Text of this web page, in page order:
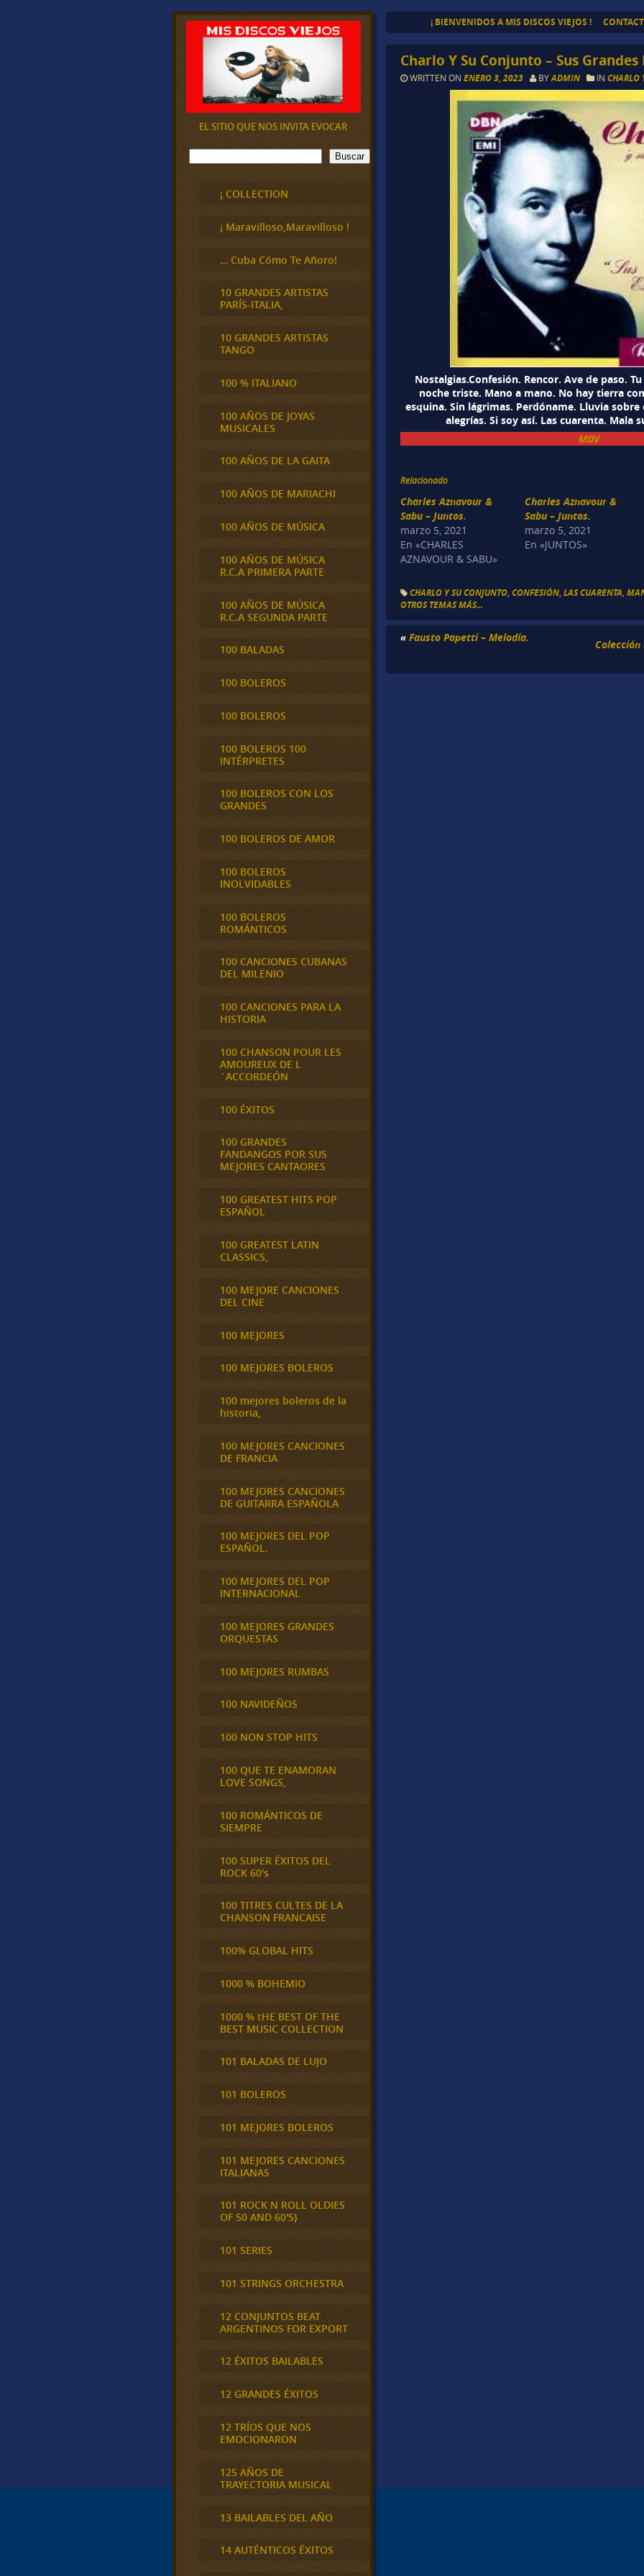
¡ BIENVENIDOS A MIS DISCOS VIEJOS !
Charlo Y Su Conjunto – Sus Grandes
WRITTEN ONENERO 3, 2023 BYADMIN INCHARLO
Nostalgias.Confesión. Rencor. Ave de paso.
noche triste. Mano a mano. No hay tierra
esquina. Sin lágrimas. Perdóname. Lluvia sobre
alegrías. Si soy así. Las cuarenta. Mala
MDV
Relacionado
Charles Aznavour &
Sabu – Juntos.
marzo 5, 2021
En «CHARLES
AZNAVOUR & SABU»
Charles Aznavour &
Sabu – Juntos.
marzo 5, 2021
En «JUNTOS»
CHARLO Y SU CONJUNTO ,CONFESIÓN ,LAS CUARENTA ,
OTROS TEMAS MÁS...
«Fausto Papetti – Melodía.
Colección
EL SITIO QUE NOS INVITA EVOCAR
B
u
Buscar
¡ COLLECTION
¡ Maravilloso,Maravilloso !
… Cuba Cómo Te Añoro!
10 GRANDES ARTISTAS
PARÍS-ITALIA,
10 GRANDES ARTISTAS
TANGO
100 % ITALIANO
100 AÑOS DE JOYAS
MUSICALES
100 AÑOS DE LA GAITA
100 AÑOS DE MARIACHI
100 AÑOS DE MÚSICA
100 AÑOS DE MÚSICA
R.C.A PRIMERA PARTE
100 AÑOS DE MÚSICA
R.C.A SEGUNDA PARTE
100 BALADAS
100 BOLEROS
100 BOLEROS
100 BOLEROS 100
INTÉRPRETES
100 BOLEROS CON LOS
GRANDES
100 BOLEROS DE AMOR
100 BOLEROS
INOLVIDABLES
100 BOLEROS
ROMÁNTICOS
100 CANCIONES CUBANAS
DEL MILENIO
100 CANCIONES PARA LA
HISTORIA
100 CHANSON POUR LES
AMOUREUX DE L
´ACCORDEÓN
100 ÉXITOS
100 GRANDES
FANDANGOS POR SUS
MEJORES CANTAORES
100 GREATEST HITS POP
ESPAÑOL
100 GREATEST LATIN
CLASSICS,
100 MEJORE CANCIONES
DEL CINE
100 MEJORES
100 MEJORES BOLEROS
100 mejores boleros de la
historia,
100 MEJORES CANCIONES
DE FRANCIA
100 MEJORES CANCIONES
DE GUITARRA ESPAÑOLA
100 MEJORES DEL POP
ESPAÑOL.
100 MEJORES DEL POP
INTERNACIONAL
100 MEJORES GRANDES
ORQUESTAS
100 MEJORES RUMBAS
100 NAVIDEÑOS
100 NON STOP HITS
100 QUE TE ENAMORAN
LOVE SONGS,
100 ROMÁNTICOS DE
SIEMPRE
100 SUPER ÉXITOS DEL
ROCK 60's
100 TITRES CULTES DE LA
CHANSON FRANCAISE
100% GLOBAL HITS
1000 % BOHEMIO
1000 % tHE BEST OF THE
BEST MUSIC COLLECTION
101 BALADAS DE LUJO
101 BOLEROS
101 MEJORES BOLEROS
101 MEJORES CANCIONES
ITALIANAS
101 ROCK N ROLL OLDIES
OF 50 AND 60'S}
101 SERIES
101 STRINGS ORCHESTRA
12 CONJUNTOS BEAT
ARGENTINOS FOR EXPORT
12 ÉXITOS BAILABLES
12 GRANDES ÉXITOS
12 TRÍOS QUE NOS
EMOCIONARON
125 AÑOS DE
TRAYECTORIA MUSICAL
13 BAILABLES DEL AÑO
14 AUTÉNTICOS ÉXITOS